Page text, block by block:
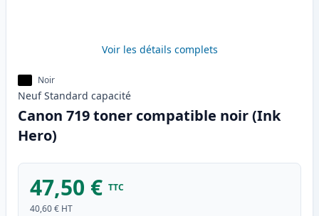
Voir les détails complets
Noir
Neuf Standard capacité
Canon 719 toner compatible noir (Ink
Hero)
47,50 € TTC
40,60 € HT